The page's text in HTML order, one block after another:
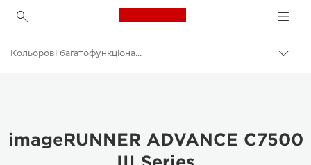
Canon Logo, back to
Продукти для бізнесу
Принтери й факси для бізнесу
Кольорові багатофункціональні принтери
imageRUNNER ADVANCE C7500